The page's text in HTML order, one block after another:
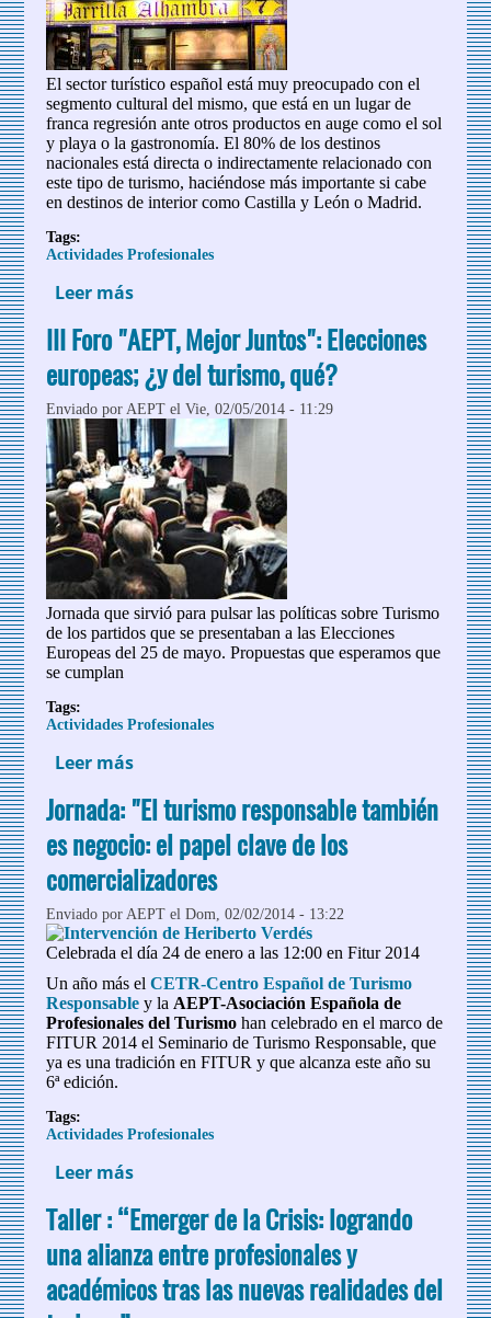
El sector turístico español está muy preocupado con el
segmento cultural del mismo, que está en un lugar de
franca regresión ante otros productos en auge como el sol
y playa o la gastronomía. El 80% de los destinos
nacionales está directa o indirectamente relacionado con
este tipo de turismo, haciéndose más importante si cabe
en destinos de interior como Castilla y León o Madrid.
Tags:
Actividades Profesionales
Leer más
Turismo Cultural ¿Lo estamos haciendo
bien?
III Foro "AEPT, Mejor Juntos": Elecciones
europeas; ¿y del turismo, qué?
Enviado porAEPT el Vie, 02/05/2014 - 11:29
Jornada que sirvió para pulsar las políticas sobre Turismo
de los partidos que se presentaban a las Elecciones
Europeas del 25 de mayo. Propuestas que esperamos que
se cumplan
Tags:
Actividades Profesionales
Leer más
qué?
Jornada: "El turismo responsable también
es negocio: el papel clave de los
comercializadores
Enviado porAEPT el Dom, 02/02/2014 - 13:22
Celebrada el día 24 de enero a las 12:00 en Fitur 2014
Un año más elCETR-Centro Español de Turismo
Responsable y la AEPT-Asociación Española de
Profesionales del Turismo han celebrado en el marco de
FITUR 2014 el Seminario de Turismo Responsable, que
ya es una tradición en FITUR y que alcanza este año su
6ª edición.
Tags:
Actividades Profesionales
Leer más sobre Jornada: "El turismo responsable
también es negocio: el papel clave de los
comercializadores
Taller : “Emerger de la Crisis: logrando
una alianza entre profesionales y
académicos tras las nuevas realidades del